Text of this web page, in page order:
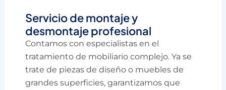
Servicio de montaje y
desmontaje profesional
Contamos con especialistas en el
tratamiento de mobiliario complejo. Ya se
trate de piezas de diseño o muebles de
grandes superficies, garantizamos que